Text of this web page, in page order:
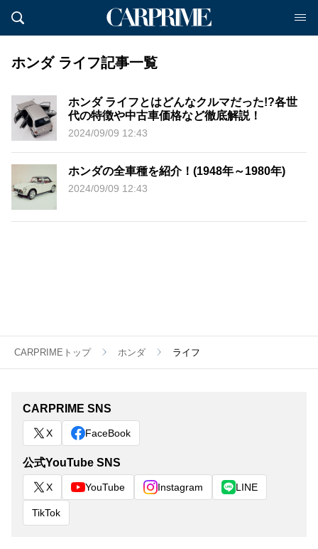
ホンダ ライフ記事一覧
ホンダ ライフとはどんなクルマだった!?各世
代の特徴や中古車価格など徹底解説！
2024/09/09 12:43
ホンダの全車種を紹介！(1948年～1980年)
2024/09/09 12:43
CARPRIMEトップ ホンダ ライフ
CARPRIME SNS
X FaceBook
公式YouTube SNS
X YouTube Instagram LINE
TikTok